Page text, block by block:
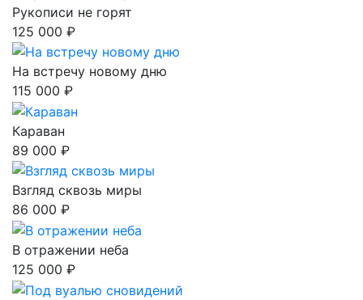
Рукописи не горят
125 000 ₽
На встречу новому дню
115 000 ₽
Караван
89 000 ₽
Взгляд сквозь миры
86 000 ₽
В отражении неба
125 000 ₽